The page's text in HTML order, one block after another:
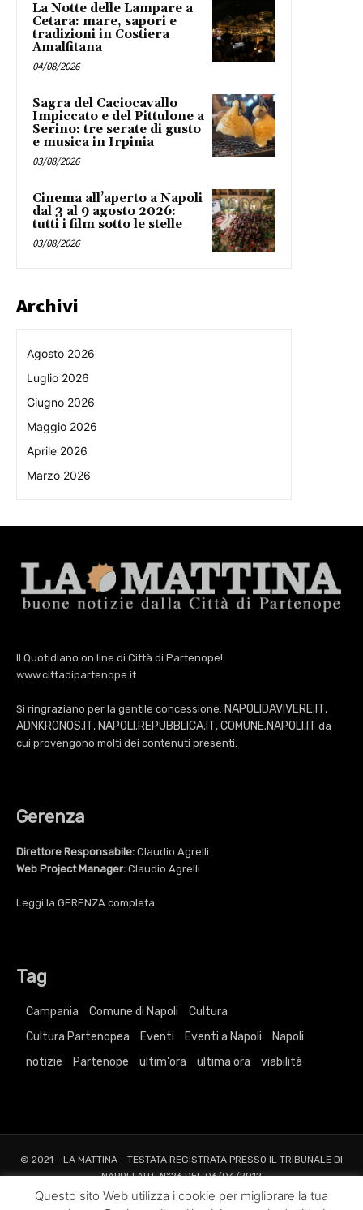
La Notte delle Lampare a
Cetara: mare, sapori e
tradizioni in Costiera
Amalfitana
04/08/2026
Sagra del Caciocavallo
Impiccato e del Pittulone a
Serino: tre serate di gusto
e musica in Irpinia
03/08/2026
Cinema all’aperto a Napoli
dal 3 al 9 agosto 2026:
tutti i film sotto le stelle
03/08/2026
Archivi
Agosto 2026
Luglio 2026
Giugno 2026
Maggio 2026
Aprile 2026
Marzo 2026
Il Quotidiano on line di Città di Partenope!
www.cittadipartenope.it
Si ringraziano per la gentile concessione: NAPOLIDAVIVERE.IT,
ADNKRONOS.IT, NAPOLI.REPUBBLICA.IT, COMUNE.NAPOLI.IT da
cui provengono molti dei contenuti presenti.
Gerenza
Direttore Responsabile: Claudio Agrelli
Web Project Manager: Claudio Agrelli
Leggi la GERENZA completa
Tag
Campania Comune di Napoli
Cultura
Cultura Partenopea
Eventi Eventi a Napoli
Napoli
notizie
Partenope ultim'ora ultima ora viabilità
© 2021 - LA MATTINA - TESTATA REGISTRATA PRESSO IL TRIBUNALE DI
NAPOLI AUT. N°26 DEL 06/04/2012
ALL RIGHTS RESERVED TO AGRELLI&BASTA SRL |Privacy|Cookie|
Questo sito Web utilizza i cookie per migliorare la tua